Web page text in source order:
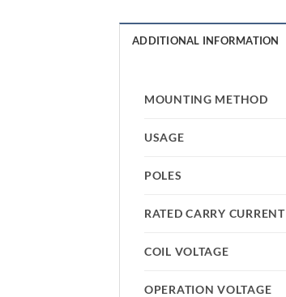
ADDITIONAL INFORMATION
MOUNTING METHOD
USAGE
POLES
RATED CARRY CURRENT
COIL VOLTAGE
OPERATION VOLTAGE